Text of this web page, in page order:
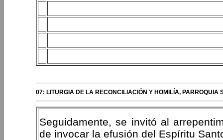
07: LITURGIA DE LA RECONCILIACIÓN Y HOMILÍA,
Seguidamente, se invitó al
de invocar la efusión del Espíritu